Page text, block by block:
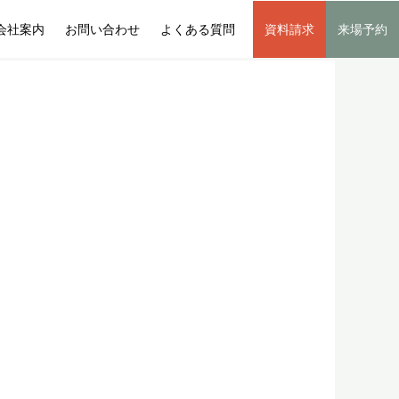
社案内 お問い合わせ よくある質問 資料請求 来場予約